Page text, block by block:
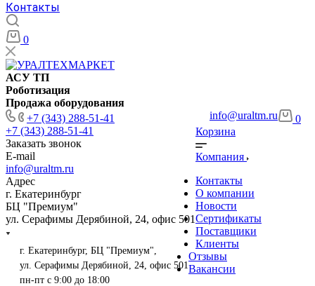
Контакты
0
АСУ ТП
Роботизация
Продажа оборудования
+7 (343) 288-51-41
+7 (343) 288-51-41
Заказать звонок
E-mail
info@uraltm.ru
Адрес
г. Екатеринбург
БЦ "Премиум"
ул. Серафимы Дерябиной, 24, офис 501
info@uraltm.ru
г. Екатеринбург, БЦ "Премиум",
ул. Серафимы Дерябиной, 24, офис 501
пн-пт с 9:00 до 18:00
0
Корзина
Компания
Контакты
О компании
Новости
Сертификаты
Поставщики
Клиенты
Отзывы
Вакансии